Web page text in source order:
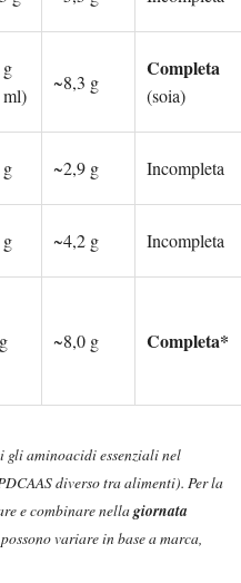
~8,3 g
Completa
(soia)
~2,9 g Incompleta
~4,2 g Incompleta
~8,0 g Completa*
aminoacidi essenziali nel
diverso tra alimenti). Per la
e combinare nellagiornata
variare in base a marca,